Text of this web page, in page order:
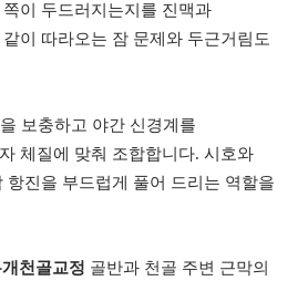
이 두드러지는지를 진맥과
이 따라오는 잠 문제와 두근거림도
보충하고 야간 신경계를
체질에 맞춰 조합합니다. 시호와
항진을 부드럽게 풀어 드리는 역할을
천골교정 골반과 천골 주변 근막의